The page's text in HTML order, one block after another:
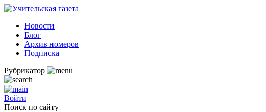
Новости
Блог
Архив номеров
Подписка
Рубрикатор
Войти
Поиск по сайту